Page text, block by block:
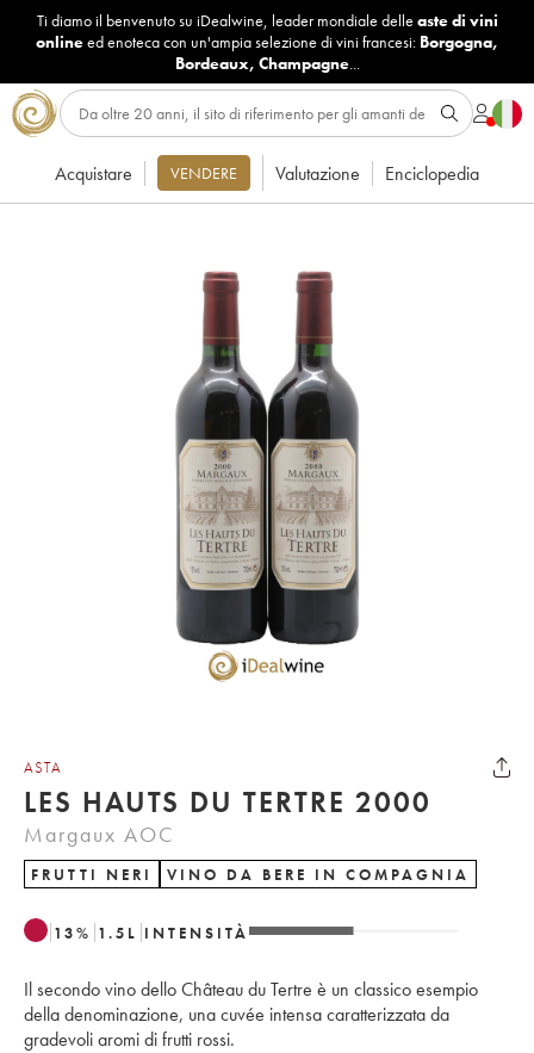
Ti diamo il benvenuto su iDealwine, leader mondiale delle aste di vini
onlineed enoteca con un'ampia selezione di vini francesi: Borgogna,
Bordeaux, Champagne...
Acquistare VENDERE Valutazione Enciclopedia
ASTA
LES HAUTS DU TERTRE 2000
Margaux AOC
FRUTTI NERI VINO DA BERE IN COMPAGNIA
13% 1.5 L INTENSITÀ
Il secondo vino dello Château du Tertre è un classico esempio
della denominazione, una cuvée intensa caratterizzata da
gradevoli aromi di frutti rossi.